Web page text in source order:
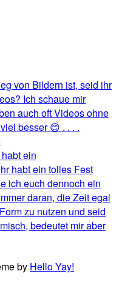
ein
by Hello Yay!